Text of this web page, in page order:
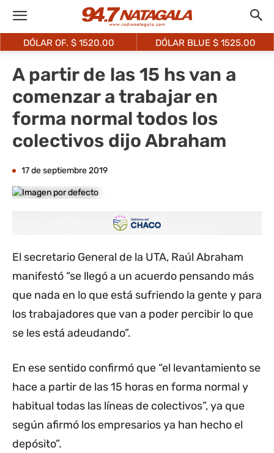
DÓLAR OF. $ 1520.00 DÓLAR BLUE $ 1525.00
A partir de las 15 hs van a
comenzar a trabajar en
forma normal todos los
colectivos dijo Abraham
17 de septiembre 2019
El secretario General de la UTA, Raúl Abraham
manifestó “se llegó a un acuerdo pensando más
que nada en lo que está sufriendo la gente y para
los trabajadores que van a poder percibir lo que
se les está adeudando”.
En ese sentido confirmó que “el levantamiento se
hace a partir de las 15 horas en forma normal y
habitual todas las líneas de colectivos”, ya que
según afirmó los empresarios ya han hecho el
depósito”.